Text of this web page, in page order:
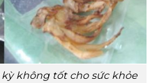
không tốt cho sức khỏe